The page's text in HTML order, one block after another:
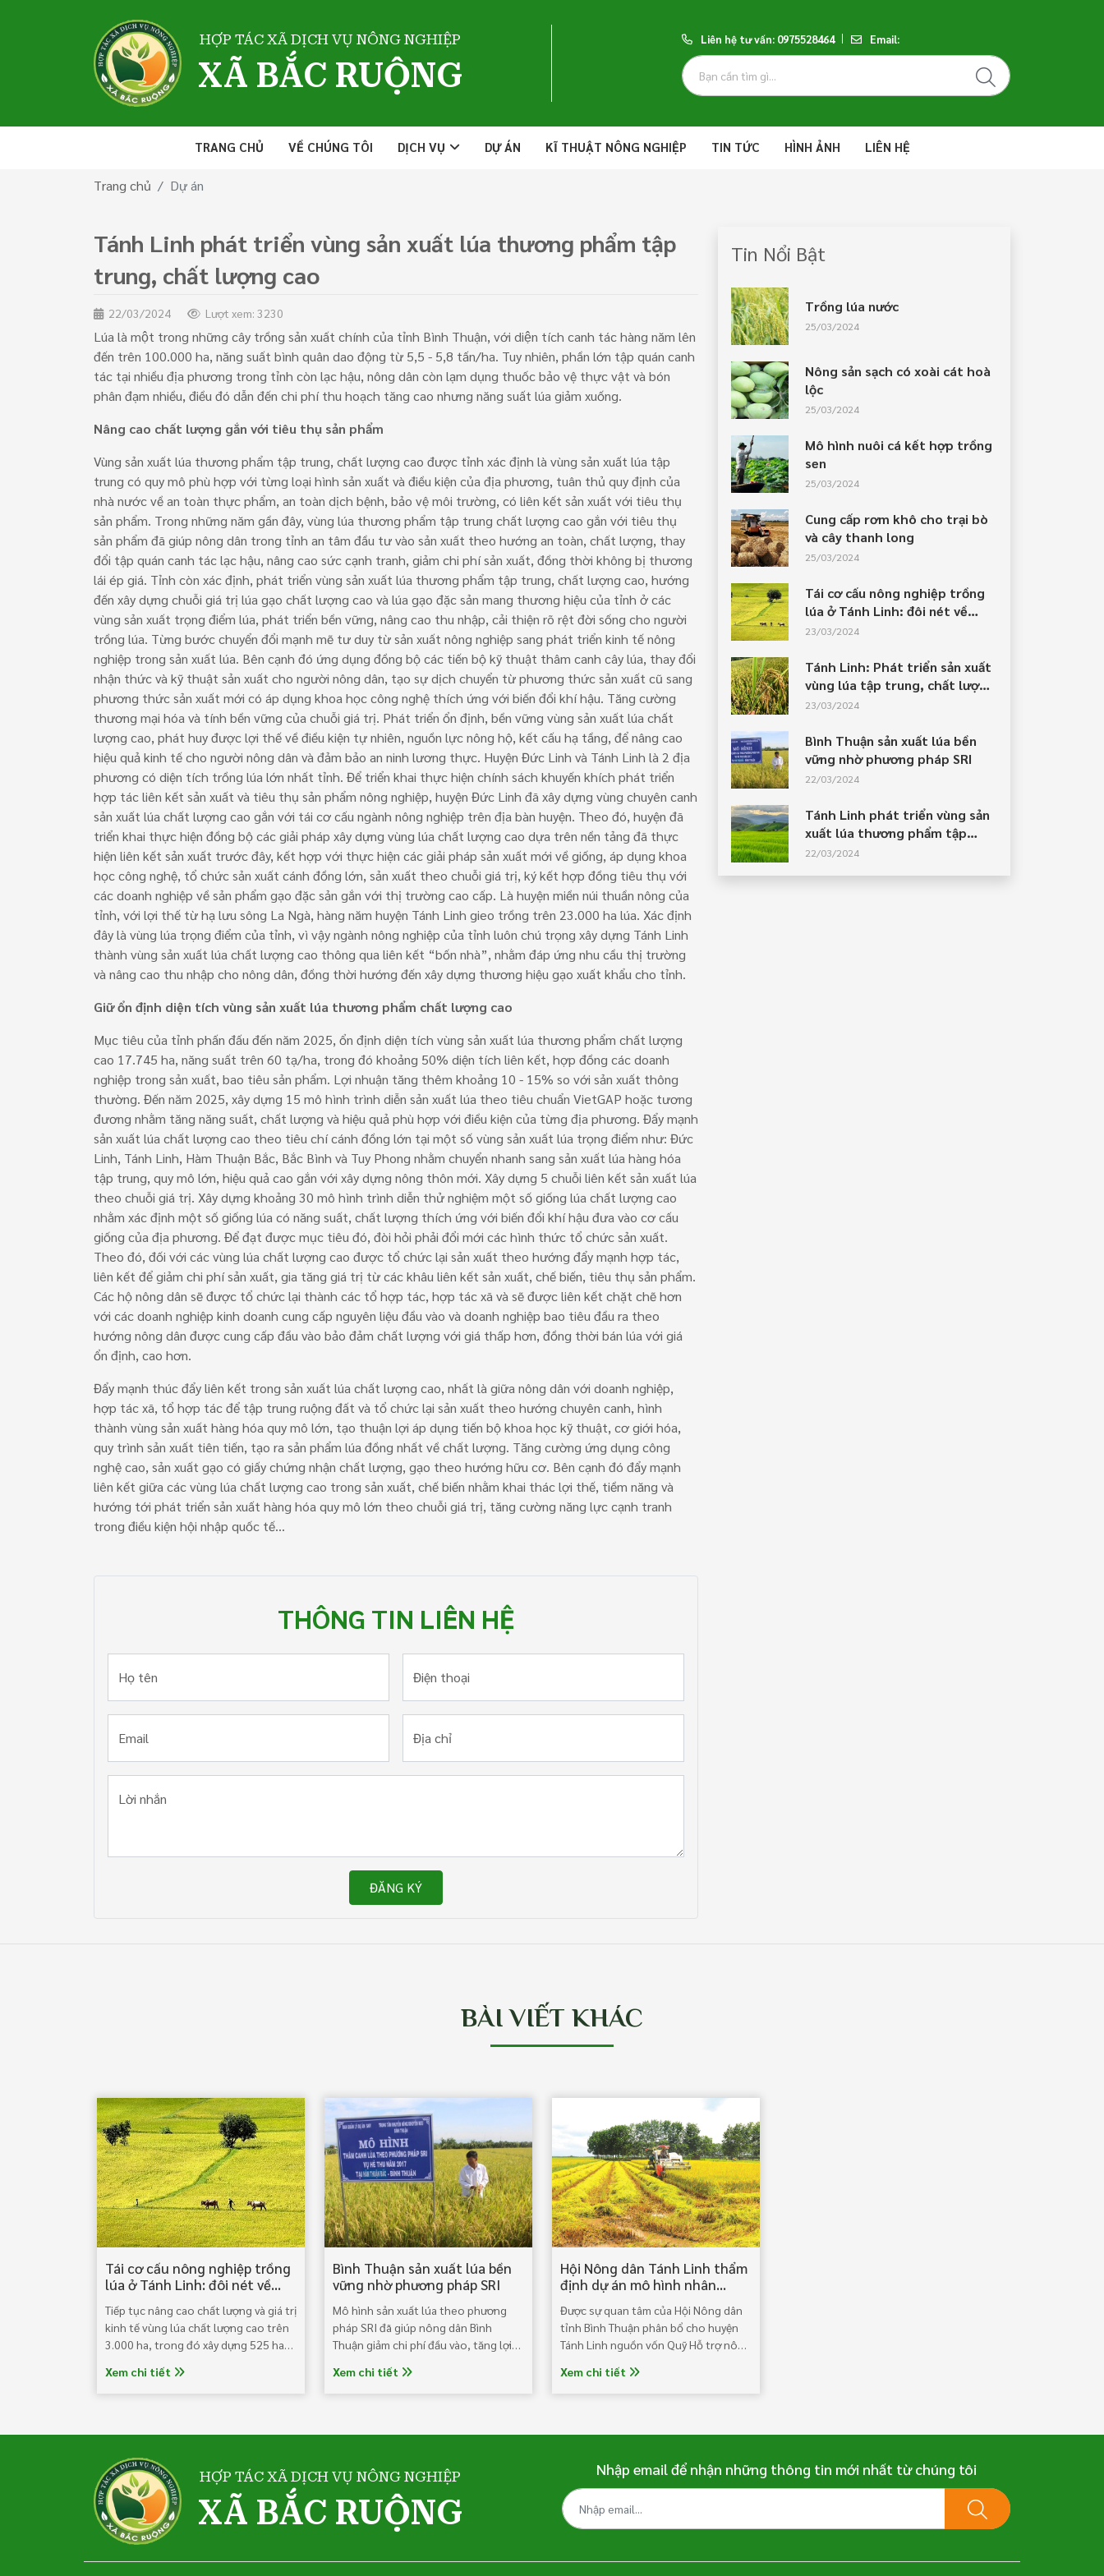
HỢP TÁC XÃ DỊCH VỤ NÔNG NGHIỆP
XÃ BẮC RUỘNG
Liên hệ tư vấn: 0975528464 Email:
TRANG CHỦ VỀ CHÚNG TÔI DỊCH VỤ DỰ ÁN KĨ THUẬT NÔNG NGHIỆP TIN TỨC HÌNH ẢNH LIÊN HỆ
Trang chủ Dự án
Tánh Linh phát triển vùng sản xuất lúa thương phẩm tập
trung, chất lượng cao
22/03/2024 Lượt xem: 3230
Lúa là một trong những cây trồng sản xuất chính của tỉnh Bình Thuận, với diện tích canh tác hàng năm lên
đến trên 100.000 ha, năng suất bình quân dao động từ 5,5 - 5,8 tấn/ha. Tuy nhiên, phần lớn tập quán canh
tác tại nhiều địa phương trong tỉnh còn lạc hậu, nông dân còn lạm dụng thuốc bảo vệ thực vật và bón
phân đạm nhiều, điều đó dẫn đến chi phí thu hoạch tăng cao nhưng năng suất lúa giảm xuống.
Nâng cao chất lượng gắn với tiêu thụ sản phẩm
Vùng sản xuất lúa thương phẩm tập trung, chất lượng cao được tỉnh xác định là vùng sản xuất lúa tập
trung có quy mô phù hợp với từng loại hình sản xuất và điều kiện của địa phương, tuân thủ quy định của
nhà nước về an toàn thực phẩm, an toàn dịch bệnh, bảo vệ môi trường, có liên kết sản xuất với tiêu thụ
sản phẩm. Trong những năm gần đây, vùng lúa thương phẩm tập trung chất lượng cao gắn với tiêu thụ
sản phẩm đã giúp nông dân trong tỉnh an tâm đầu tư vào sản xuất theo hướng an toàn, chất lượng, thay
đổi tập quán canh tác lạc hậu, nâng cao sức cạnh tranh, giảm chi phí sản xuất, đồng thời không bị thương
lái ép giá. Tỉnh còn xác định, phát triển vùng sản xuất lúa thương phẩm tập trung, chất lượng cao, hướng
đến xây dựng chuỗi giá trị lúa gạo chất lượng cao và lúa gạo đặc sản mang thương hiệu của tỉnh ở các
vùng sản xuất trọng điểm lúa, phát triển bền vững, nâng cao thu nhập, cải thiện rõ rệt đời sống cho người
trồng lúa. Từng bước chuyển đổi mạnh mẽ tư duy từ sản xuất nông nghiệp sang phát triển kinh tế nông
nghiệp trong sản xuất lúa. Bên cạnh đó ứng dụng đồng bộ các tiến bộ kỹ thuật thâm canh cây lúa, thay đổi
nhận thức và kỹ thuật sản xuất cho người nông dân, tạo sự dịch chuyển từ phương thức sản xuất cũ sang
phương thức sản xuất mới có áp dụng khoa học công nghệ thích ứng với biến đổi khí hậu. Tăng cường
thương mại hóa và tính bền vững của chuỗi giá trị. Phát triển ổn định, bền vững vùng sản xuất lúa chất
lượng cao, phát huy được lợi thế về điều kiện tự nhiên, nguồn lực nông hộ, kết cấu hạ tầng, để nâng cao
hiệu quả kinh tế cho người nông dân và đảm bảo an ninh lương thực. Huyện Đức Linh và Tánh Linh là 2 địa
phương có diện tích trồng lúa lớn nhất tỉnh. Để triển khai thực hiện chính sách khuyến khích phát triển
hợp tác liên kết sản xuất và tiêu thụ sản phẩm nông nghiệp, huyện Đức Linh đã xây dựng vùng chuyên canh
sản xuất lúa chất lượng cao gắn với tái cơ cấu ngành nông nghiệp trên địa bàn huyện. Theo đó, huyện đã
triển khai thực hiện đồng bộ các giải pháp xây dựng vùng lúa chất lượng cao dựa trên nền tảng đã thực
hiện liên kết sản xuất trước đây, kết hợp với thực hiện các giải pháp sản xuất mới về giống, áp dụng khoa
học công nghệ, tổ chức sản xuất cánh đồng lớn, sản xuất theo chuỗi giá trị, ký kết hợp đồng tiêu thụ với
các doanh nghiệp về sản phẩm gạo đặc sản gắn với thị trường cao cấp. Là huyện miền núi thuần nông của
tỉnh, với lợi thế từ hạ lưu sông La Ngà, hàng năm huyện Tánh Linh gieo trồng trên 23.000 ha lúa. Xác định
đây là vùng lúa trọng điểm của tỉnh, vì vậy ngành nông nghiệp của tỉnh luôn chú trọng xây dựng Tánh Linh
thành vùng sản xuất lúa chất lượng cao thông qua liên kết “bốn nhà”, nhằm đáp ứng nhu cầu thị trường
và nâng cao thu nhập cho nông dân, đồng thời hướng đến xây dựng thương hiệu gạo xuất khẩu cho tỉnh.
Giữ ổn định diện tích vùng sản xuất lúa thương phẩm chất lượng cao
Mục tiêu của tỉnh phấn đấu đến năm 2025, ổn định diện tích vùng sản xuất lúa thương phẩm chất lượng
cao 17.745 ha, năng suất trên 60 tạ/ha, trong đó khoảng 50% diện tích liên kết, hợp đồng các doanh
nghiệp trong sản xuất, bao tiêu sản phẩm. Lợi nhuận tăng thêm khoảng 10 - 15% so với sản xuất thông
thường. Đến năm 2025, xây dựng 15 mô hình trình diễn sản xuất lúa theo tiêu chuẩn VietGAP hoặc tương
đương nhằm tăng năng suất, chất lượng và hiệu quả phù hợp với điều kiện của từng địa phương. Đẩy mạnh
sản xuất lúa chất lượng cao theo tiêu chí cánh đồng lớn tại một số vùng sản xuất lúa trọng điểm như: Đức
Linh, Tánh Linh, Hàm Thuận Bắc, Bắc Bình và Tuy Phong nhằm chuyển nhanh sang sản xuất lúa hàng hóa
tập trung, quy mô lớn, hiệu quả cao gắn với xây dựng nông thôn mới. Xây dựng 5 chuỗi liên kết sản xuất lúa
theo chuỗi giá trị. Xây dựng khoảng 30 mô hình trình diễn thử nghiệm một số giống lúa chất lượng cao
nhằm xác định một số giống lúa có năng suất, chất lượng thích ứng với biến đổi khí hậu đưa vào cơ cấu
giống của địa phương. Để đạt được mục tiêu đó, đòi hỏi phải đổi mới các hình thức tổ chức sản xuất.
Theo đó, đối với các vùng lúa chất lượng cao được tổ chức lại sản xuất theo hướng đẩy mạnh hợp tác,
liên kết để giảm chi phí sản xuất, gia tăng giá trị từ các khâu liên kết sản xuất, chế biến, tiêu thụ sản phẩm.
Các hộ nông dân sẽ được tổ chức lại thành các tổ hợp tác, hợp tác xã và sẽ được liên kết chặt chẽ hơn
với các doanh nghiệp kinh doanh cung cấp nguyên liệu đầu vào và doanh nghiệp bao tiêu đầu ra theo
hướng nông dân được cung cấp đầu vào bảo đảm chất lượng với giá thấp hơn, đồng thời bán lúa với giá
ổn định, cao hơn.
Đẩy mạnh thúc đẩy liên kết trong sản xuất lúa chất lượng cao, nhất là giữa nông dân với doanh nghiệp,
hợp tác xã, tổ hợp tác để tập trung ruộng đất và tổ chức lại sản xuất theo hướng chuyên canh, hình
thành vùng sản xuất hàng hóa quy mô lớn, tạo thuận lợi áp dụng tiến bộ khoa học kỹ thuật, cơ giới hóa,
quy trình sản xuất tiên tiến, tạo ra sản phẩm lúa đồng nhất về chất lượng. Tăng cường ứng dụng công
nghệ cao, sản xuất gạo có giấy chứng nhận chất lượng, gạo theo hướng hữu cơ. Bên cạnh đó đẩy mạnh
liên kết giữa các vùng lúa chất lượng cao trong sản xuất, chế biến nhằm khai thác lợi thế, tiềm năng và
hướng tới phát triển sản xuất hàng hóa quy mô lớn theo chuỗi giá trị, tăng cường năng lực cạnh tranh
trong điều kiện hội nhập quốc tế…
THÔNG TIN LIÊN HỆ
Họ tên Điện thoại
Email Địa chỉ
Lời nhắn
ĐĂNG KÝ
Tin Nổi Bật
Trồng lúa nước
25/03/2024
Nông sản sạch có xoài cát hoà
lộc
25/03/2024
Mô hình nuôi cá kết hợp trồng
sen
25/03/2024
Cung cấp rơm khô cho trại bò
và cây thanh long
25/03/2024
Tái cơ cấu nông nghiệp trồng
lúa ở Tánh Linh: đôi nét về
thực trạng và hướng tới
23/03/2024
Tánh Linh: Phát triển sản xuất
vùng lúa tập trung, chất lượng
cao
23/03/2024
Bình Thuận sản xuất lúa bền
vững nhờ phương pháp SRI
22/03/2024
Tánh Linh phát triển vùng sản
xuất lúa thương phẩm tập
trung, chất lượng cao
22/03/2024
BÀI VIẾT KHÁC
Tái cơ cấu nông nghiệp trồng
lúa ở Tánh Linh: đôi nét về
Tiếp tục nâng cao chất lượng và giá trị
kinh tế vùng lúa chất lượng cao trên
3.000 ha, trong đó xây dựng 525 ha
Bắc Ruộng, Măng Tố, Nghị Đức. Đồng
Xem chi tiết
Bình Thuận sản xuất lúa bền
vững nhờ phương pháp SRI
Mô hình sản xuất lúa theo phương
pháp SRI đã giúp nông dân Bình
Thuận giảm chi phí đầu vào, tăng lợi
những cây trồng sản xuất chính của
Xem chi tiết
Hội Nông dân Tánh Linh thẩm
định dự án mô hình nhân
Ruộng
Được sự quan tâm của Hội Nông dân
tỉnh Bình Thuận phân bổ cho huyện
Tánh Linh nguồn vốn Quỹ Hỗ trợ nông
Xem chi tiết
HỢP TÁC XÃ DỊCH VỤ NÔNG NGHIỆP
XÃ BẮC RUỘNG
Nhập email để nhận những thông tin mới nhất từ chúng tôi